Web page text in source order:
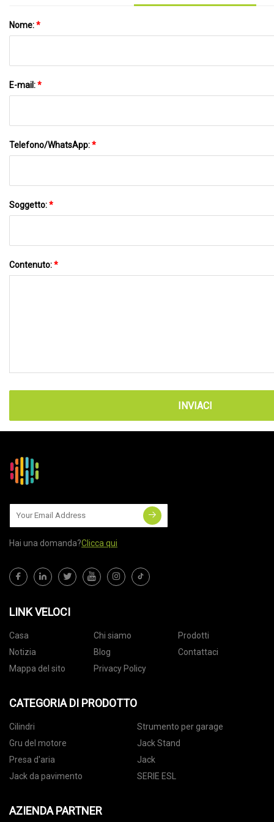
Nome:*
E-mail:*
Telefono/WhatsApp:*
Soggetto:*
Contenuto:*
INVIACI
Hai una domanda?Clicca qui
LINK VELOCI
Casa Chi siamo
Prodotti
Notizia
Blog
Contattaci
Mappa del sito
Privacy Policy
CATEGORIA DI PRODOTTO
Cilindri
Strumento per garage
Gru del motore
Jack Stand
Presa d'aria
Jack
Jack da pavimento
SERIE ESL
AZIENDA PARTNER